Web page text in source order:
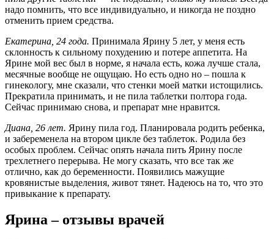
надо помнить, что все индивидуально, и никогда не поздно
отменить прием средства.
Екатерина, 24 года. Принимала Ярину 5 лет, у меня есть
склонность к сильному похудению и потере аппетита. На
Ярине мой вес был в норме, я начала есть, кожа лучше стала,
месячные вообще не ощущаю. Но есть одно но – пошла к
гинекологу, мне сказали, что стенки моей матки истощились.
Прекратила принимать, и не пила таблетки полтора года.
Сейчас принимаю снова, и препарат мне нравится.
Диана, 26 лет. Ярину пила год. Планировала родить ребенка,
и забеременела на втором цикле без таблеток. Родила без
особых проблем. Сейчас опять начала пить Ярину после
трехлетнего перерыва. Не могу сказать, что все так же
отлично, как до беременности. Появились мажущие
кровянистые выделения, живот тянет. Надеюсь на то, что это
привыкание к препарату.
Ярина – отзывы врачей